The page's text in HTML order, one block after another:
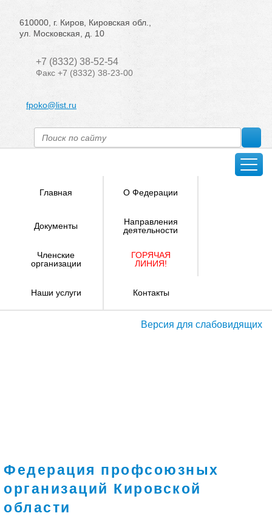
610000, г. Киров, Кировская обл.,
ул. Московская, д. 10
+7 (8332) 38-52-54
Факс +7 (8332) 38-23-00
fpoko@list.ru
Главная О Федерации
Документы
Направления
деятельности
Членские
организации
ГОРЯЧАЯ
ЛИНИЯ!
Наши услуги Контакты
Версия для слабовидящих
Федерация профсоюзных
организаций Кировской
области